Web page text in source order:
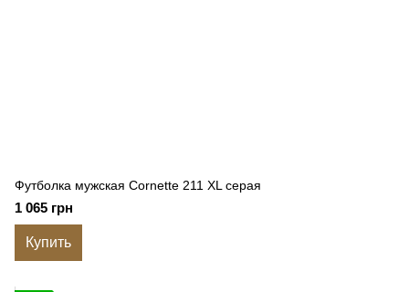
Футболка мужская Cornette 211 XL серая
1 065 грн
Купить